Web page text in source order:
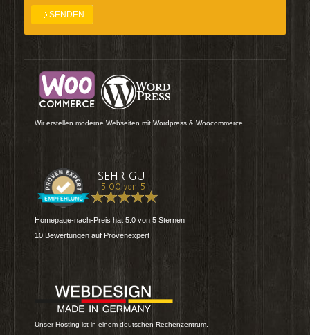
Wir erstellen moderne Webseiten mit Wordpress & Woocommerce.
Homepage-nach-Preis hat 5.0 von 5 Sternen
10 Bewertungen auf Provenexpert
Unser Hosting ist in einem deutschen Rechenzentrum.